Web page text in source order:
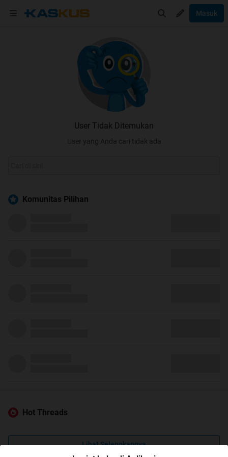
Masuk
User Tidak Ditemukan
User yang Anda cari tidak ada
Komunitas Pilihan
Hot Threads
Lihat Selengkapnya